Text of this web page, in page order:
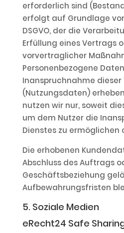
erforderlich sind
erfolgt auf Grundlage von
DSGVO, der die
Erfüllung eines Vertrags
vorvertraglicher
Personenbezogene
Inanspruchnahme dieser
(Nutzungsdaten)
nutzen wir nur, soweit
um dem Nutzer die
Dienstes zu ermöglichen
Die erhobenen
Abschluss des Auftrags
Geschäftsbeziehung
Aufbewahrungsfristen
5. Soziale Medien
eRecht24 Safe